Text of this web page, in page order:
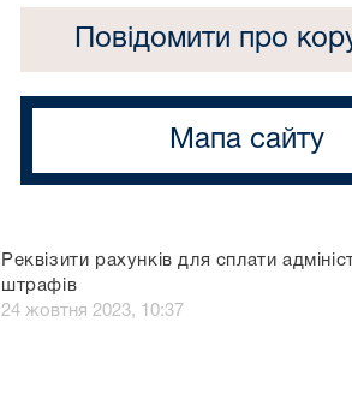
Повідомити про
Мапа сайту
Реквізити рахунків для сплати
штрафів
24 жовтня 2023, 10:37